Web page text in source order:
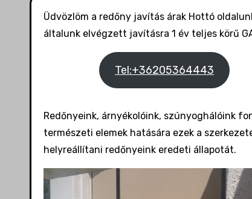
Üdvözlöm a redőny javítás árak Hottó
általunk elvégzett javításra 1 év teljes körű
Tel:+36205364443
Redőnyeink, árnyékolóink, szúnyoghálóink
természeti elemek hatására ezek a
helyreállítani redőnyeink eredeti állapotát.